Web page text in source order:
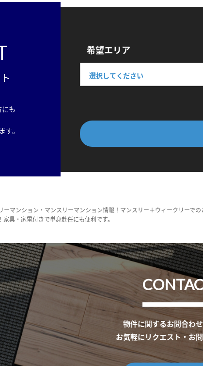
も
。
希望エリア
マンション・マンスリーマンション情報！マンスリー＋ウィークリーで
具・家電付きで単身赴任にも便利です。
物件に関するお問合わせ
お気軽にリクエスト・お